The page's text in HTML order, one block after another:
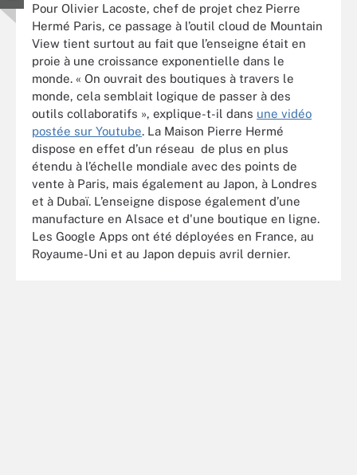
Pour Olivier Lacoste, chef de projet chez Pierre
Hermé Paris, ce passage à l’outil cloud de Mountain
View tient surtout au fait que l’enseigne était en
proie à une croissance exponentielle dans le
monde. « On ouvrait des boutiques à travers le
monde, cela semblait logique de passer à des
outils collaboratifs », explique-t-il dans une vidéo
postée sur Youtube. La Maison Pierre Hermé
dispose en effet d’un réseau de plus en plus
étendu à l’échelle mondiale avec des points de
vente à Paris, mais également au Japon, à Londres
et à Dubaï. L’enseigne dispose également d’une
manufacture en Alsace et d'une boutique en ligne.
Les Google Apps ont été déployées en France, au
Royaume-Uni et au Japon depuis avril dernier.